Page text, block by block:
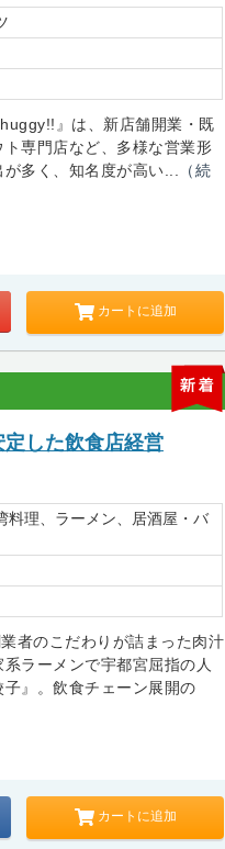
』は、新店舗開業・既
専門店など、多様な営業形
多く、知名度が高い...
（続
カートに追加
新
着
した飲食店経営
料理、ラーメン、居酒屋・バ
者のこだわりが詰まった肉汁
ラーメンで宇都宮屈指の人
』。飲食チェーン展開の
カートに追加